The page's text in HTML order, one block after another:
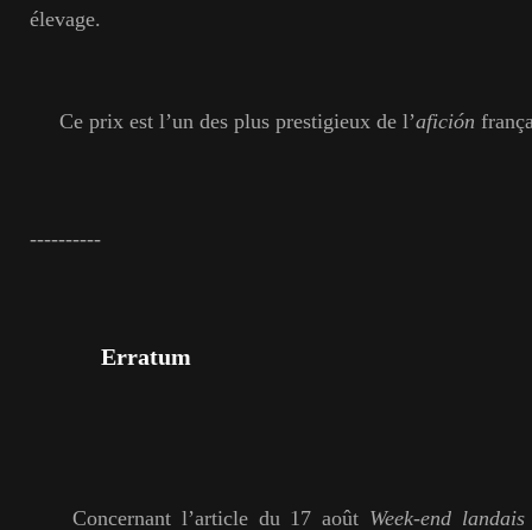
élevage.
Ce prix est l’un des plus prestigieux de l’afición
----------
Erratum
Concernant l’article du 17 août Week-end